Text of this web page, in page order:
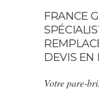
FRANCE
DEVIS EN
Votre pare-